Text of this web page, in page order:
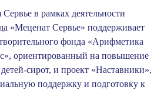
в рамках деятельности
«Меценат Сервье» поддерживает
фонда «Арифметика
ориентированный на повышение
детей-сирот, и проект «Наставники»,
поддержку и подготовку к